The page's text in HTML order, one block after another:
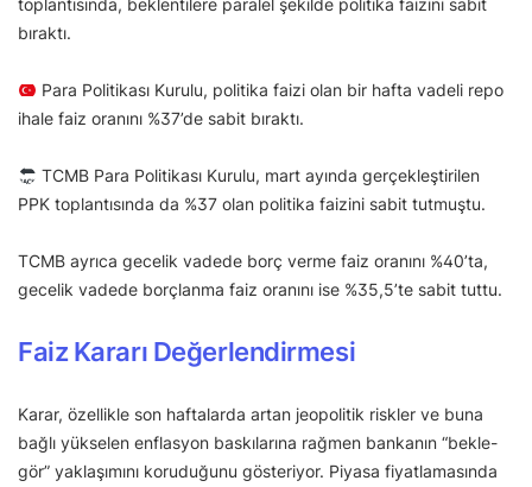
toplantısında, beklentilere paralel şekilde politika faizini sabit
bıraktı.
Para Politikası Kurulu, politika faizi olan bir hafta vadeli repo
ihale faiz oranını %37’de sabit bıraktı.
TCMB Para Politikası Kurulu, mart ayında gerçekleştirilen
PPK toplantısında da %37 olan politika faizini sabit tutmuştu.
TCMB ayrıca gecelik vadede borç verme faiz oranını %40’ta,
gecelik vadede borçlanma faiz oranını ise %35,5’te sabit tuttu.
Faiz Kararı Değerlendirmesi
Karar, özellikle son haftalarda artan jeopolitik riskler ve buna
bağlı yükselen enflasyon baskılarına rağmen bankanın “bekle-
gör” yaklaşımını koruduğunu gösteriyor. Piyasa fiyatlamasında